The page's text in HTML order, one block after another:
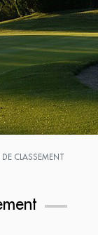
CLASSEMENT